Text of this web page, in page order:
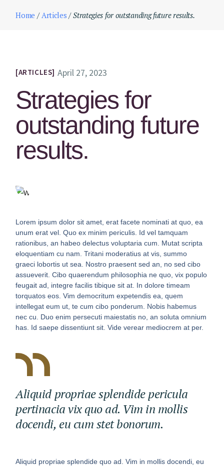
Home Articles Strategies for outstanding future results.
ARTICLES April 27, 2023
Strategies for
outstanding future
results.
Lorem ipsum dolor sit amet, erat facete nominati at quo, ea
unum erat vel. Quo ex minim periculis. Id vel tamquam
rationibus, an habeo delectus voluptaria cum. Mutat scripta
eloquentiam cu nam. Tritani moderatius at vis, summo
graeci lobortis ut sea. Nostro praesent sed an, no sed cibo
assueverit. Cibo quaerendum philosophia ne quo, vix populo
feugait ad, integre facilis tibique sit at. In dolore timeam
torquatos eos. Vim democritum expetendis ea, quem
intellegat eum ut, te cum cibo ponderum. Nobis habemus
nec cu. Duo enim persecuti maiestatis no, an soluta omnium
has. Id saepe dissentiunt sit. Vide verear mediocrem at per.
Aliquid propriae splendide pericula
pertinacia vix quo ad. Vim in mollis
docendi, eu cum stet bonorum.
Aliquid propriae splendide quo ad. Vim in mollis docendi, eu